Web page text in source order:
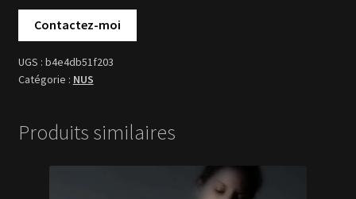
b4e4db51f203
NUS
Produits similaires